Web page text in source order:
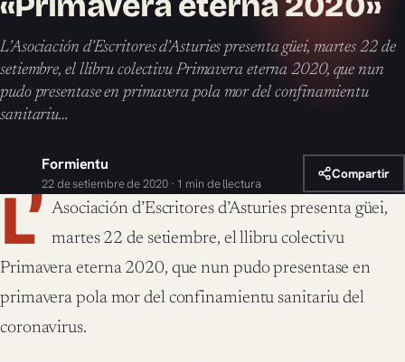
L’Asociación d’Escritores d’Asturies presenta güei, martes 22 de
setiembre, el llibru colectivu Primavera eterna 2020, que nun
pudo presentase en primavera pola mor del confinamientu
sanitariu…
Formientu
22 de setiembre de 2020 · 1 min de llectura
Compartir
L’ Asociación d’Escritores d’Asturies presenta güei,
martes 22 de setiembre, el llibru colectivu
Primavera eterna 2020, que nun pudo presentase en
primavera pola mor del confinamientu sanitariu del
coronavirus.